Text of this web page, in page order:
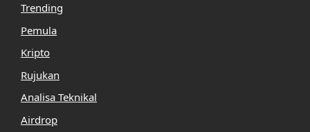
Trending
Pemula
Kripto
Rujukan
Analisa Teknikal
Airdrop